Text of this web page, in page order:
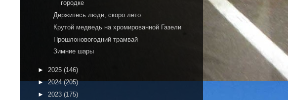
городке
Держитесь люди, скоро лето
Крутой медведь на хромированной Газели
Прошлоновогодний трамвай
Зимние шары
► 2025 (146)
►2024(205)
► 2023 (175)